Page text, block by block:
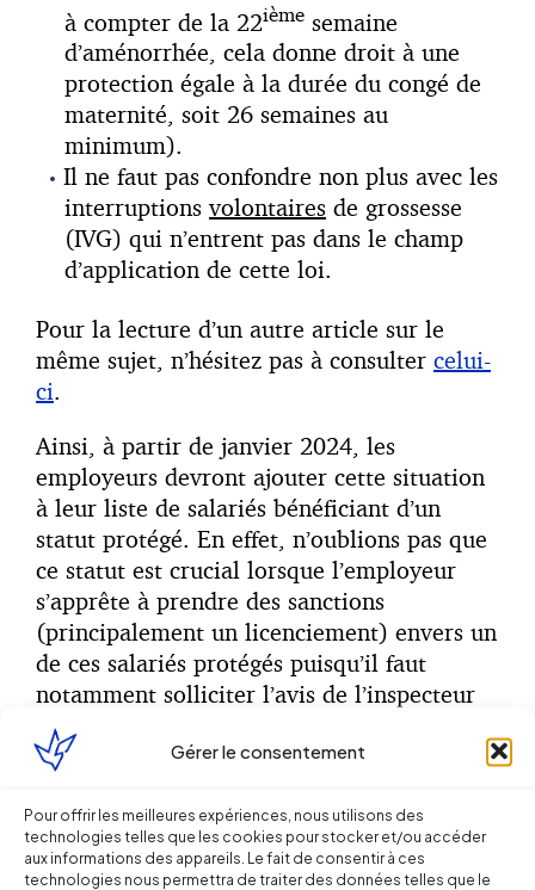
Gérer le consentement
Pour offrir les meilleures expériences, nous utilisons des
technologies telles que les cookies pour stocker et/ou accéder
aux informations des appareils. Le fait de consentir à ces
technologies nous permettra de traiter des données telles que le
à compter de la 22ième semaine
d’aménorrhée, cela donne droit à une
protection égale à la durée du congé de
maternité, soit 26 semaines au
minimum).
Il ne faut pas confondre non plus avec les
interruptionsvolontaires de grossesse
(IVG) qui n’entrent pas dans le champ
d’application de cette loi.
Pour la lecture d’un autre article sur le
même sujet, n’hésitez pas à consulter celui-
ci.
Ainsi, à partir de janvier 2024, les
employeurs devront ajouter cette situation
à leur liste de salariés bénéficiant d’un
statut protégé. En effet, n’oublions pas que
ce statut est crucial lorsque l’employeur
s’apprête à prendre des sanctions
(principalement un licenciement) envers un
de ces salariés protégés puisqu’il faut
notamment solliciter l’avis de l’inspecteur
du travail.
EN SYNTHESE :